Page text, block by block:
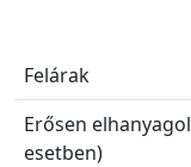
Felárak
Erősen
esetben)